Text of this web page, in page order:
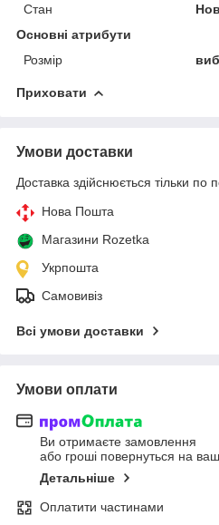
Стан
Основні атрибути
Розмір
Приховати
Умови доставки
Доставка здійснюється тільки по
Нова Пошта
Магазини Rozetka
Укрпошта
Самовивіз
Всі умови доставки
Умови оплати
Ви отримаєте замовлення
або гроші повернуться на
Детальніше
Оплатити частинами